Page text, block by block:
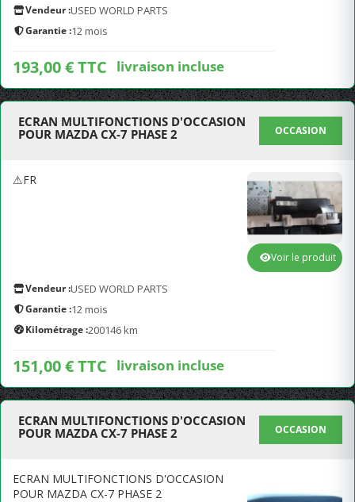
Vendeur :USED WORLD PARTS
Garantie :12 mois
193,00 € TTC livraison incluse
ECRAN MULTIFONCTIONS D'OCCASION
POUR MAZDA CX-7 PHASE 2
OCCASION
⚠FR
Vendeur :USED WORLD PARTS
Garantie :12 mois
Kilométrage :200146 km
151,00 € TTC livraison incluse
Voir le produit
ECRAN MULTIFONCTIONS D'OCCASION
POUR MAZDA CX-7 PHASE 2
OCCASION
ECRAN MULTIFONCTIONS D'OCCASION
POUR MAZDA CX-7 PHASE 2